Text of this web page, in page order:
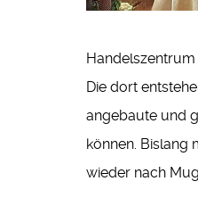
Die dort
angebaute und
können. Bislang
wieder nach